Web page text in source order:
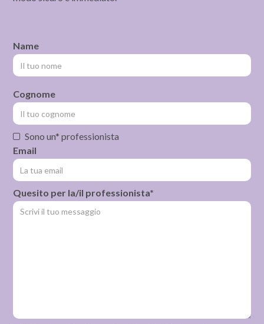
Name
Cognome
Sono un* professionista
Email
Quesito per la/il professionista*